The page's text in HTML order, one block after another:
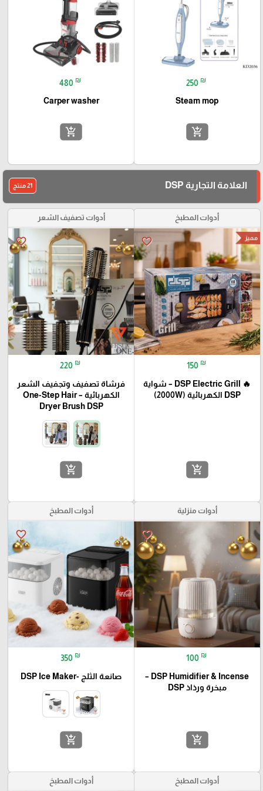
250 ₪
Steam mop
add_shopping_cart
480 ₪
Carper washer
add_shopping_cart
العلامة التجارية DSP 21 منتج
أدوات المطبخ
favorite_border مميز
150 ₪
🔥 DSP Electric Grill – شواية
DSP الكهربائية (2000W)
add_shopping_cart
أدوات تصفيف الشعر
favorite_border
220 ₪
فرشاة تصفيف وتجفيف الشعر
الكهربائية – One-Step Hair
Dryer Brush DSP
add_shopping_cart
أدوات منزلية
favorite_border
100 ₪
DSP Humidifier & Incense –
مبخرة ورذاذ DSP
add_shopping_cart
أدوات المطبخ
favorite_border
350 ₪
صانعة الثلج -DSP Ice Maker
add_shopping_cart
أدوات المطبخ أدوات المطبخ